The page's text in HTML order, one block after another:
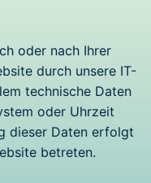
oder nach Ihrer
durch unsere IT-
technische Daten
oder Uhrzeit
dieser Daten erfolgt
betreten.